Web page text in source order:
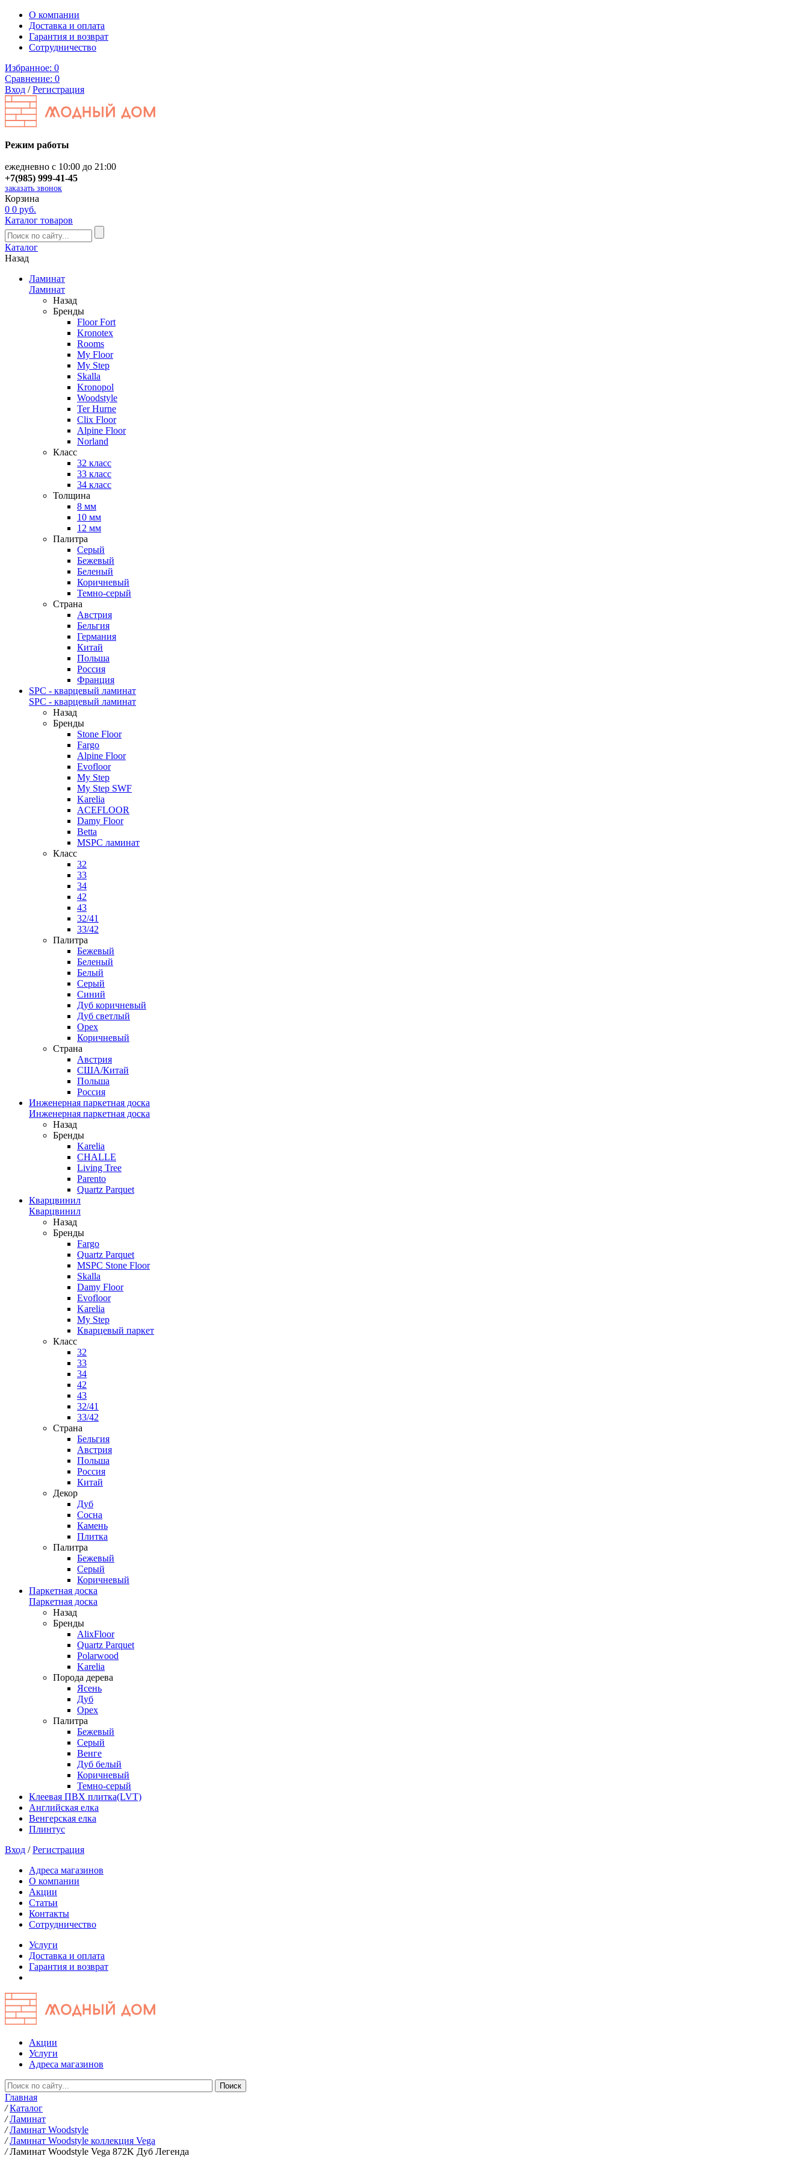
О компании
Доставка и оплата
Гарантия и возврат
Сотрудничество
Избранное: 0
Сравнение: 0
Вход /Регистрация
Режим работы
ежедневно с 10:00 до 21:00
+7(985) 999-41-45
заказать звонок
Корзина
0 0 руб.
Каталог товаров
Каталог
Назад
Ламинат
Ламинат
Назад
Бренды
Floor Fort
Kronotex
Rooms
My Floor
My Step
Skalla
Kronopol
Woodstyle
Ter Hurne
Clix Floor
Alpine Floor
Norland
Класс
32 класс
33 класс
34 класс
Толщина
8 мм
10 мм
12 мм
Палитра
Серый
Бежевый
Беленый
Коричневый
Темно-серый
Страна
Австрия
Бельгия
Германия
Китай
Польша
Россия
Франция
SPC - кварцевый ламинат
SPC - кварцевый ламинат
Назад
Бренды
Stone Floor
Fargo
Alpine Floor
Evofloor
My Step
My Step SWF
Karelia
ACEFLOOR
Damy Floor
Betta
MSPC ламинат
Класс
32
33
34
42
43
32/41
33/42
Палитра
Бежевый
Беленый
Белый
Серый
Синий
Дуб коричневый
Дуб светлый
Орех
Коричневый
Страна
Австрия
США/Китай
Польша
Россия
Инженерная паркетная доска
Инженерная паркетная доска
Назад
Бренды
Karelia
CHALLE
Living Tree
Parento
Quartz Parquet
Кварцвинил
Кварцвинил
Назад
Бренды
Fargo
Quartz Parquet
MSPC Stone Floor
Skalla
Damy Floor
Evofloor
Karelia
My Step
Кварцевый паркет
Класс
32
33
34
42
43
32/41
33/42
Страна
Бельгия
Австрия
Польша
Россия
Китай
Декор
Дуб
Сосна
Камень
Плитка
Палитра
Бежевый
Серый
Коричневый
Паркетная доска
Паркетная доска
Назад
Бренды
AlixFloor
Quartz Parquet
Polarwood
Karelia
Порода дерева
Ясень
Дуб
Орех
Палитра
Бежевый
Серый
Венге
Дуб белый
Коричневый
Темно-серый
Клеевая ПВХ плитка(LVT)
Английская елка
Венгерская елка
Плинтус
Вход /Регистрация
Адреса магазинов
О компании
Акции
Статьи
Контакты
Сотрудничество
Услуги
Доставка и оплата
Гарантия и возврат
Акции
Услуги
Адреса магазинов
Главная
/ Каталог
/ Ламинат
/ Ламинат Woodstyle
/ Ламинат Woodstyle коллекция Vega
/ Ламинат Woodstyle Vega 872K Дуб Легенда